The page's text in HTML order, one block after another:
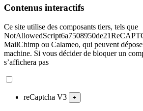
Contenus interactifs
Ce site utilise des composants tiers, tels que
MailChimp ou Calameo, qui peuvent
machine. Si vous décider de bloquer un
s’affichera pas
reCaptcha V3 +